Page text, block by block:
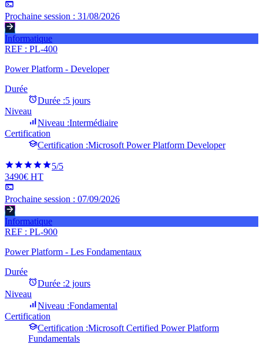
Prochaine session : 31/08/2026
Informatique
REF : PL-400
Power Platform - Developer
Durée
Durée :5 jours
Niveau
Niveau :Intermédiaire
Certification
Certification :Microsoft Power Platform Developer
5/5
3490€ HT
Prochaine session : 07/09/2026
Informatique
REF : PL-900
Power Platform - Les Fondamentaux
Durée
Durée :2 jours
Niveau
Niveau :Fondamental
Certification
Certification :Microsoft Certified Power Platform
Fundamentals